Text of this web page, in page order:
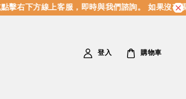
右下方線上客服，即時與我們諮詢。 如果沒有現
登入 購物車